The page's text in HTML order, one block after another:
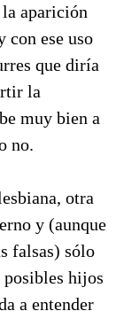
aparición
con ese uso
que diría
la
muy bien a
no.
otra
y (aunque
falsas) sólo
hijos
a entender